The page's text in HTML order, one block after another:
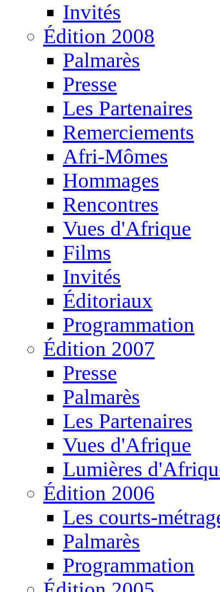
Invités
Édition 2008
Palmarès
Presse
Les Partenaires
Remerciements
Afri-Mômes
Hommages
Rencontres
Vues d'Afrique
Films
Invités
Éditoriaux
Programmation
Édition 2007
Presse
Palmarès
Les Partenaires
Vues d'Afrique
Lumières
Édition 2006
Les courts-
Palmarès
Programmation